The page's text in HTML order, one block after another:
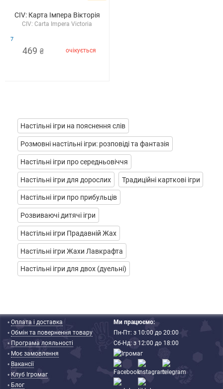
Настільні ігри на пояснення слів
Розмовні настільні ігри: розповіді та фантазія
Настільні ігри про середньовіччя
Настільні ігри для дорослих Традиційні карткові ігри
Настільні ігри про прибульців
Розвиваючі дитячі ігри
Настільні ігри Прадавній Жах
Настільні ігри Жахи Лавкрафта
Настільні ігри для двох (дуельні)
CIV: Карта Імпера Вікторія
CIV: Carta Impera Victoria
7
469 ₴ очікується
◦Оплата і доставка
◦Обмін та повернення товару
◦ Програма лояльності
◦ Моє замовлення
◦ Вакансії
◦ Клуб Ігромаг
◦ Блог
Ми працюємо:
Пн-Пт: з 10:00 до 20:00
Сб-Нд: з 12:00 до 18:00